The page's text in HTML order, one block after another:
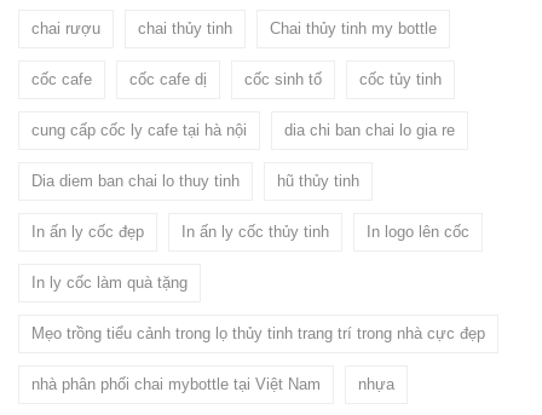
chai rượu chai thủy tinh Chai thủy tinh my bottle
cốc cafe cốc cafe dị cốc sinh tố cốc tủy tinh
cung cấp cốc ly cafe tại hà nội dia chi ban chai lo gia re
Dia diem ban chai lo thuy tinh hũ thủy tinh
In ấn ly cốc đẹp In ấn ly cốc thủy tinh In logo lên cốc
In ly cốc làm quà tặng
Mẹo trồng tiểu cảnh trong lọ thủy tinh trang trí trong nhà cực đẹp
nhà phân phối chai mybottle tại Việt Nam nhựa